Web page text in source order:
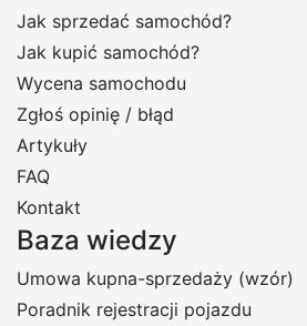
Jak sprzedać samochód?
Jak kupić samochód?
Wycena samochodu
Zgłoś opinię / błąd
Artykuły
FAQ
Kontakt
Baza wiedzy
Umowa kupna-sprzedaży (wzór)
Poradnik rejestracji pojazdu